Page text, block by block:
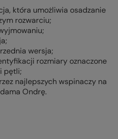
która umożliwia osadzanie
rozwarciu;
wersja;
rozmiary oznaczone
pętli;
najlepszych wspinaczy na
Ondrę.